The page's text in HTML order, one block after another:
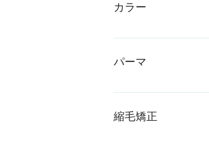
カラー
パーマ
縮毛矯正